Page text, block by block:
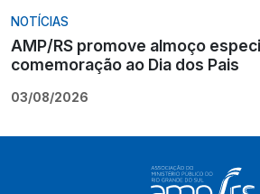
NOTÍCIAS
AMP/RS promove almoço
comemoração ao Dia dos Pais
03/08/2026